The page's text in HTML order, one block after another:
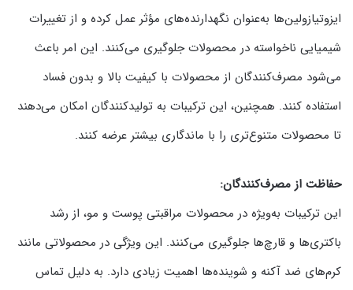
ایزوتیازولین‌ها به‌عنوان نگهدارنده‌های مؤثر عمل کرده و از تغییرات
شیمیایی ناخواسته در محصولات جلوگیری می‌کنند. این امر باعث
می‌شود مصرف‌کنندگان از محصولات با کیفیت بالا و بدون فساد
استفاده کنند. همچنین، این ترکیبات به تولیدکنندگان امکان می‌دهند
تا محصولات متنوع‌تری را با ماندگاری بیشتر عرضه کنند.
حفاظت از مصرف‌کنندگان:
این ترکیبات به‌ویژه در محصولات مراقبتی پوست و مو، از رشد
باکتری‌ها و قارچ‌ها جلوگیری می‌کنند. این ویژگی در محصولاتی مانند
کرم‌های ضد آکنه و شوینده‌ها اهمیت زیادی دارد. به دلیل تماس